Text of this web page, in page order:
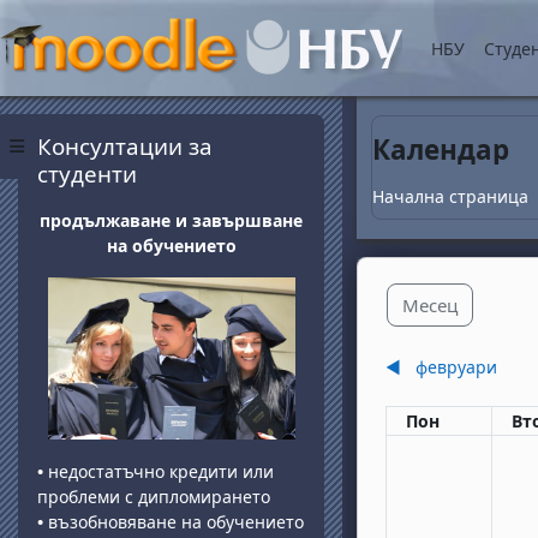
Прескочи на
Страничен панел
НБУ
Календар
Начална страница
Месец
◀︎ февруари
Понеделник
Пон
Блокове
Консултации за
студенти
продължаване и завършване
на обучението
• недостатъчно кредити или
проблеми с дипломирането
• възобновяване на обучението